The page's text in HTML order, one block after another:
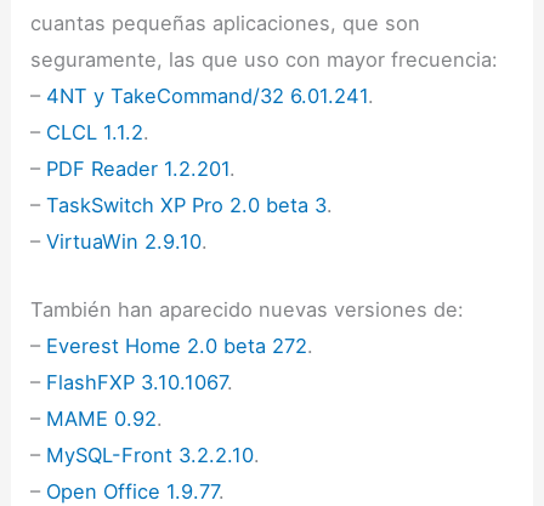
cuantas pequeñas aplicaciones, que son
seguramente, las que uso con mayor frecuencia:
– 4NT y TakeCommand/32 6.01.241.
– CLCL 1.1.2.
– PDF Reader 1.2.201.
–TaskSwitch XP Pro 2.0 beta 3.
–VirtuaWin 2.9.10.
También han aparecido nuevas versiones de:
– Everest Home 2.0 beta 272.
– FlashFXP 3.10.1067.
– MAME 0.92.
– MySQL-Front 3.2.2.10.
– Open Office 1.9.77.